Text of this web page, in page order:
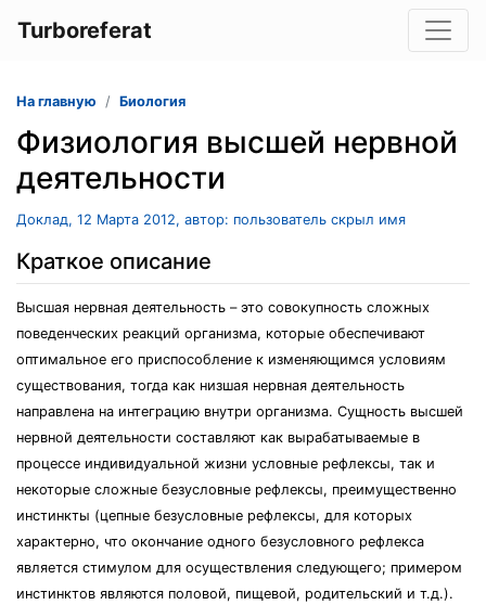
Turboreferat
На главную Биология
Физиология высшей нервной
деятельности
Доклад, 12 Марта 2012, автор: пользователь скрыл имя
Краткое описание
Высшая нервная деятельность – это совокупность сложных
поведенческих реакций организма, которые обеспечивают
оптимальное его приспособление к изменяющимся условиям
существования, тогда как низшая нервная деятельность
направлена на интеграцию внутри организма. Сущность высшей
нервной деятельности составляют как вырабатываемые в
процессе индивидуальной жизни условные рефлексы, так и
некоторые сложные безусловные рефлексы, преимущественно
инстинкты (цепные безусловные рефлексы, для которых
характерно, что окончание одного безусловного рефлекса
является стимулом для осуществления следующего; примером
инстинктов являются половой, пищевой, родительский и т.д.).